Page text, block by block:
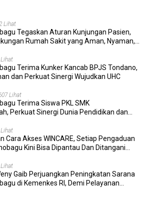
Lihat
Tegaskan Aturan Kunjungan Pasien,
Rumah Sakit yang Aman, Nyaman,
Terima Kunker Kancab BPJS Tondano,
dan Perkuat Sinergi Wujudkan UHC
Lihat
Terima Siswa PKL SMK
Perkuat Sinergi Dunia Pendidikan dan
Cara Akses WINCARE, Setiap Pengaduan
Kini Bisa Dipantau Dan Ditangani
Gaib Perjuangkan Peningkatan Sarana
di Kemenkes RI, Demi Pelayanan